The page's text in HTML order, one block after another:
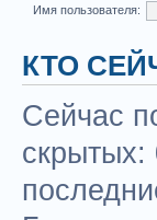
Имя пользователя:
КТО
Сейчас
скрытых: